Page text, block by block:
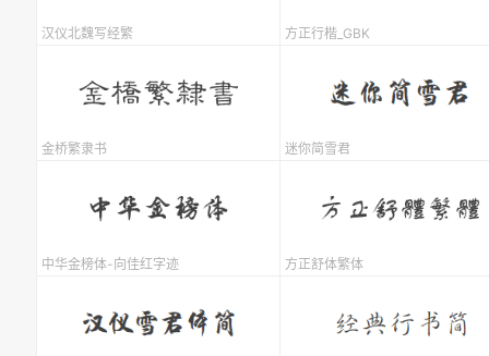
汉仪北魏写经繁 方正行楷_GBK
金桥繁隶书 迷你简雪君
中华金榜体-向佳红字迹 方正舒体繁体